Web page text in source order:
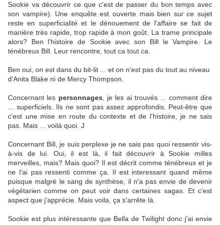
Sookie va découvrir ce que c'est de passer du bon temps avec
son vampire). Une enquête est ouverte mais bien sur ce sujet
reste en superficialité et le dénouement de l'affaire se fait de
manière très rapide, trop rapide à mon goût. La trame principale
alors? Ben l'histoire de Sookie avec son Bill le Vampire. Le
ténébreux Bill. Leur rencontre, tout ca tout ca.
Ben oui, on est dans du bit-lit ... et on n'est pas du tout au niveau
d'Anita Blake ni de Mercy Thompson.
Concernant les personnages , je les ai trouvés ... comment dire
... superficiels. Ils ne sont pas assez approfondis. Peut-être que
c'est une mise en route du contexte et de l'histoire, je ne sais
pas. Mais ... voilà quoi. J
Concernant Bill, je suis perplexe je ne sais pas quoi ressentir vis-
à-vis de lui. Oui, il est là, il fait découvrir à Sookie milles
merveilles, mais? Mais quoi? Il est décrit comme ténébreux et je
ne l'ai pas ressenti comme ça. Il est interessant quand même
puisque malgré le sang de synthèse, il n'a pas envie de devenir
végétarien comme on peut voir dans certaines sagas. Et c'est
aspect que j'apprécie. Mais voila, ça s'arrête là.
Sookie est plus intéressante que Bella de Twilight donc j'ai envie